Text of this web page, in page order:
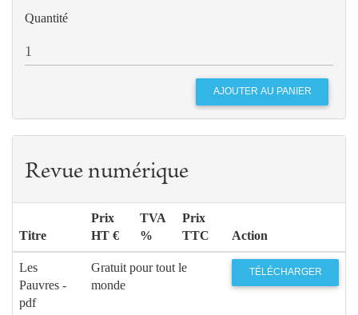
Quantité
Revue numérique
Titre
Prix
HT €
TVA
%
Prix
TTC
Action
Les
Pauvres -
pdf
Gratuit pour tout le
monde
TÉLÉCHARGER